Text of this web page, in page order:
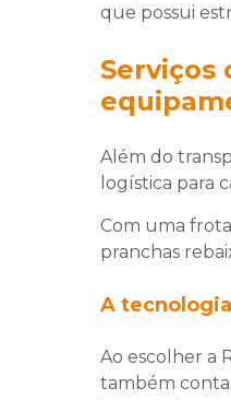
que possui
Serviços
Além do
logística para
Com uma
pranchas
A
Ao escolher a
também